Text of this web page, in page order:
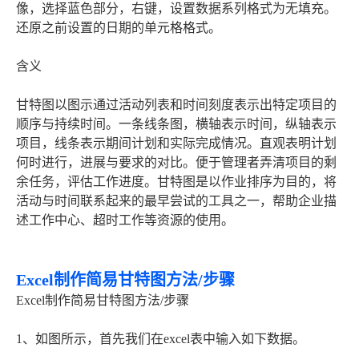
像，选择蓝色部分，右键，设置数据系列格式为无填充。
还原之前设置的日期的单元格格式。
含义
甘特图以图示通过活动列表和时间刻度表示出特定项目的
顺序与持续时间。一条线条图，横轴表示时间，纵轴表示
项目，线条表示期间计划和实际完成情况。直观表明计划
何时进行，进展与要求的对比。便于管理者弄清项目的剩
余任务，评估工作进度。甘特图是以作业排序为目的，将
活动与时间联系起来的最早尝试的工具之一，帮助企业描
述工作中心、超时工作等资源的使用。
Excel制作简易甘特图方法/步骤
Excel制作简易甘特图方法/步骤
1、如图所示，首先我们在excel表中输入如下数据。